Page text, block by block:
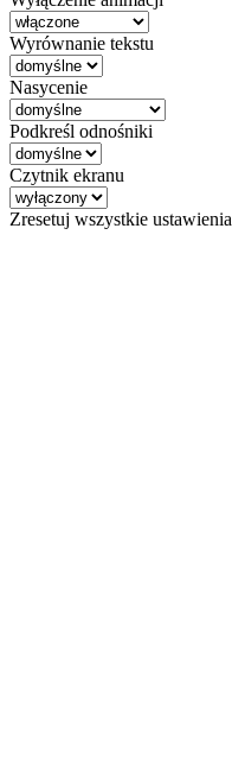
Wyrównanie tekstu
Nasycenie
Podkreśl odnośniki
Czytnik ekranu
Zresetuj wszystkie ustawienia